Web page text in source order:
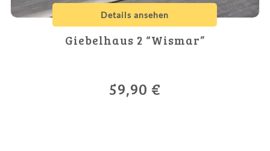
Giebelhaus 2 “Wismar”
59,90 €
Details ansehen